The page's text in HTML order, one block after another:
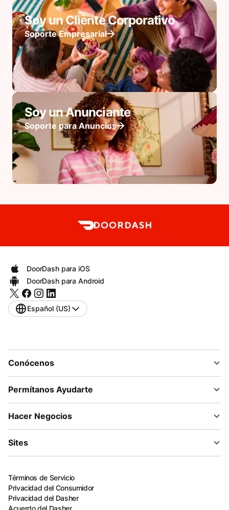
Soy un Cliente Corporativo
Soporte Empresarial
Soy un Anunciante
Soporte para Anuncios
DoorDash para iOS
DoorDash para Android
Español (US)
Conócenos
Permítanos Ayudarte
Hacer Negocios
Sites
Términos de Servicio
Privacidad del Consumidor
Privacidad del Dasher
Acuerdo del Dasher